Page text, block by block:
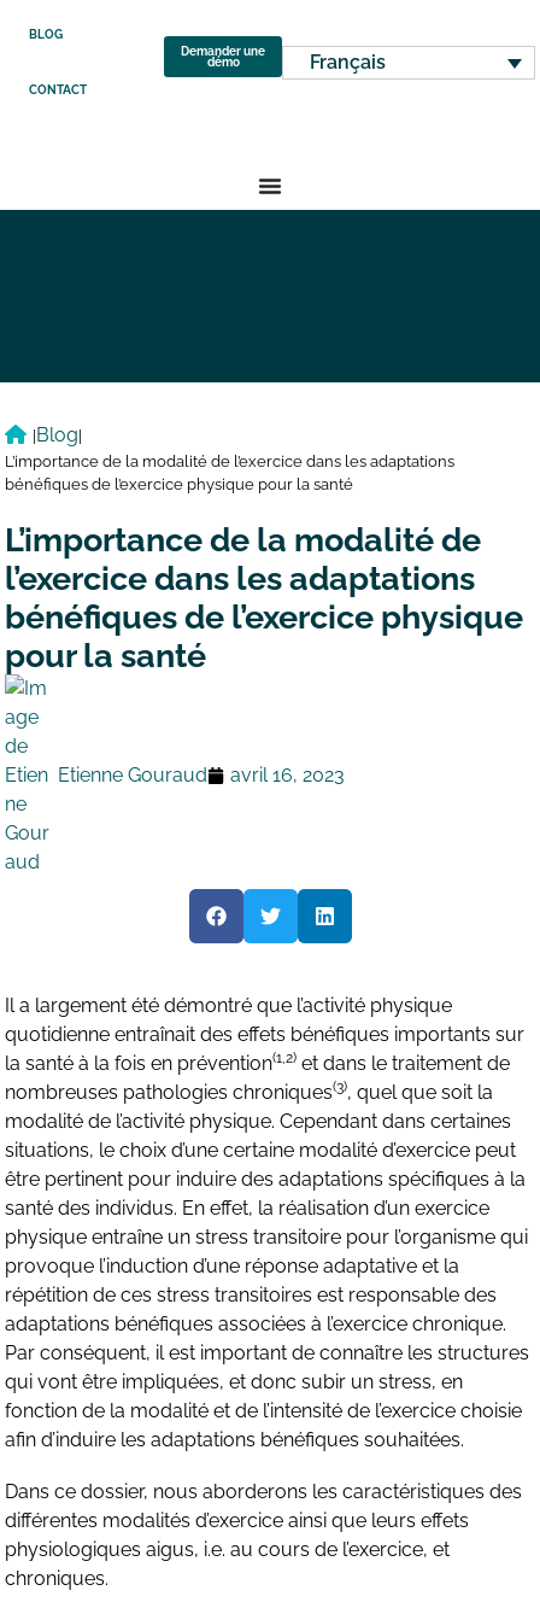
BLOG
CONTACT
Demander une
démo
Français
Blog
L’importance de la modalité de l’exercice dans les adaptations
bénéfiques de l’exercice physique pour la santé
L’importance de la modalité de
l’exercice dans les adaptations
bénéfiques de l’exercice physique
pour la santé
Etienne Gouraud avril 16, 2023
Il a largement été démontré que l’activité physique
quotidienne entraînait des effets bénéfiques importants sur
la santé à la fois en prévention(1,2) et dans le traitement de
nombreuses pathologies chroniques(3), quel que soit la
modalité de l’activité physique. Cependant dans certaines
situations, le choix d’une certaine modalité d’exercice peut
être pertinent pour induire des adaptations spécifiques à la
santé des individus. En effet, la réalisation d’un exercice
physique entraîne un stress transitoire pour l’organisme qui
provoque l’induction d’une réponse adaptative et la
répétition de ces stress transitoires est responsable des
adaptations bénéfiques associées à l’exercice chronique.
Par conséquent, il est important de connaître les structures
qui vont être impliquées, et donc subir un stress, en
fonction de la modalité et de l’intensité de l’exercice choisie
afin d’induire les adaptations bénéfiques souhaitées.
Dans ce dossier, nous aborderons les caractéristiques des
différentes modalités d’exercice ainsi que leurs effets
physiologiques aigus, i.e. au cours de l’exercice, et
chroniques.